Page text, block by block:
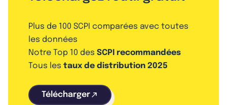
Plus de 100 SCPI comparées avec toutes
les données
Notre Top 10 des SCPI recommandées
Tous les taux de distribution 2025
Télécharger